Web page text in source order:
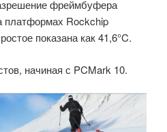
фреймбуфера
платформах Rockchip
показана как 41,6°C.
начиная с PCMark 10.